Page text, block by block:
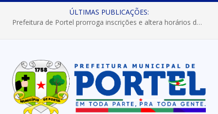
ÚLTIMAS PUBLICAÇÕES:
Prefeitura de Portel prorroga inscrições e altera horários dos concursos “Musa” e “Miss Mix Verão 2026”